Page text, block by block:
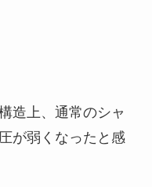
造上、通常のシャ
が弱くなったと感